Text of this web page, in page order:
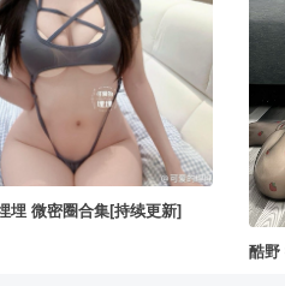
埋 微密圈合集[持续更新]
酷野